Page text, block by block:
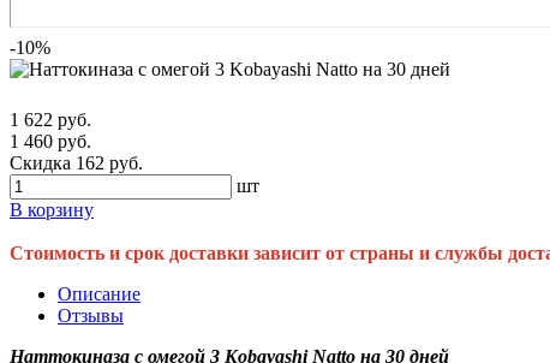
-10%
1 622 руб.
1 460 руб.
Скидка 162 руб.
шт
В корзину
Стоимость и срок доставки зависит от страны и службы
Описание
Отзывы
Наттокиназа с омегой 3 Kobayashi Natto на 30 дней